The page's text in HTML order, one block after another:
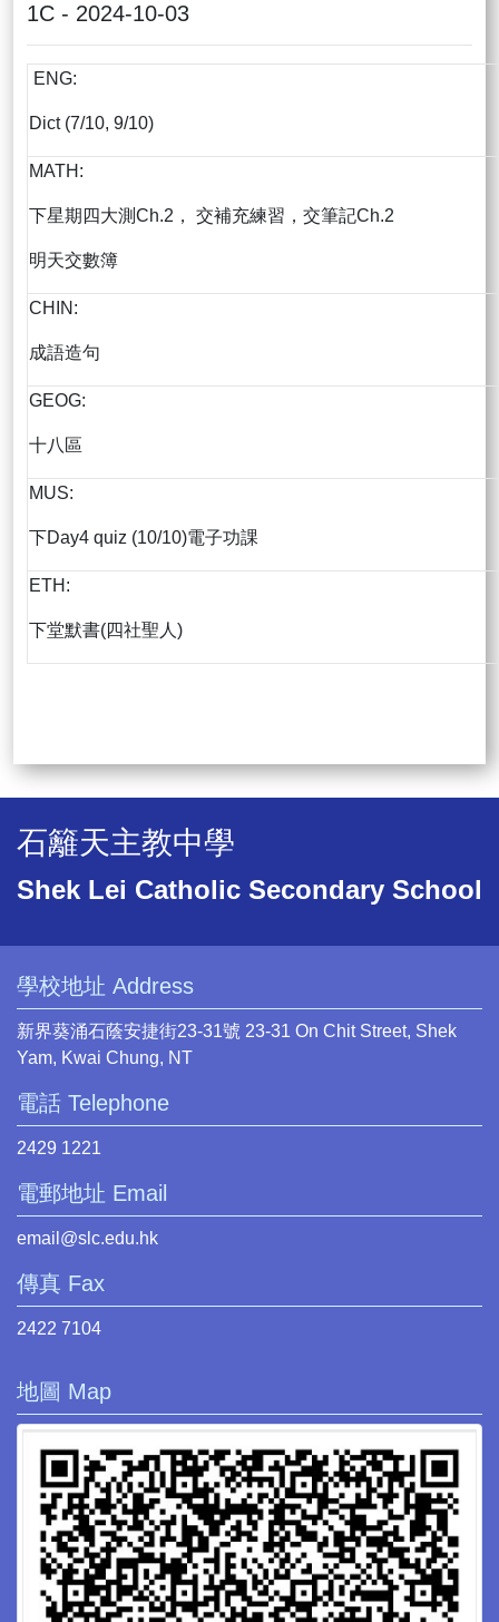
1C - 2024-10-03
ENG:
Dict (7/10, 9/10)
MATH:
下星期四大測Ch.2， 交補充練習，交筆記Ch.2
明天交數簿
CHIN:
成語造句
GEOG:
十八區
MUS:
下Day4 quiz (10/10)電子功課
ETH:
下堂默書(四社聖人)
石籬天主教中學
Shek Lei Catholic Secondary School
學校地址 Address
新界葵涌石蔭安捷街23-31號 23-31 On Chit Street, Shek
Yam, Kwai Chung, NT
電話 Telephone
2429 1221
電郵地址 Email
email@slc.edu.hk
傳真 Fax
2422 7104
地圖 Map